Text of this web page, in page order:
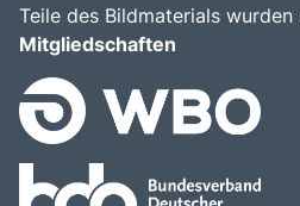
Teile des Bildmaterials
Mitgliedschaften